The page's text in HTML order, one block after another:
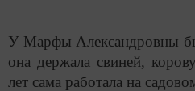
У Марфы Александровны
она держала свиней,
лет сама работала на